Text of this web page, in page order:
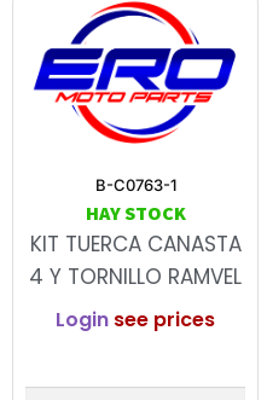
B-C0763-1
HAY STOCK
KIT TUERCA CANASTA
4 Y TORNILLO RAMVEL
Login see prices